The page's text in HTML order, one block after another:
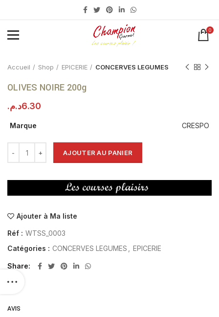
0
Accueil Shop EPICERIE CONCERVES LEGUMES
OLIVES NOIRE 200g
6.30د.م.
Marque CRESPO
AJOUTER AU PANIER
Ajouter à Ma liste
Réf : WTSS_0003
Catégories : CONCERVES LEGUMES EPICERIE
Share
AVIS